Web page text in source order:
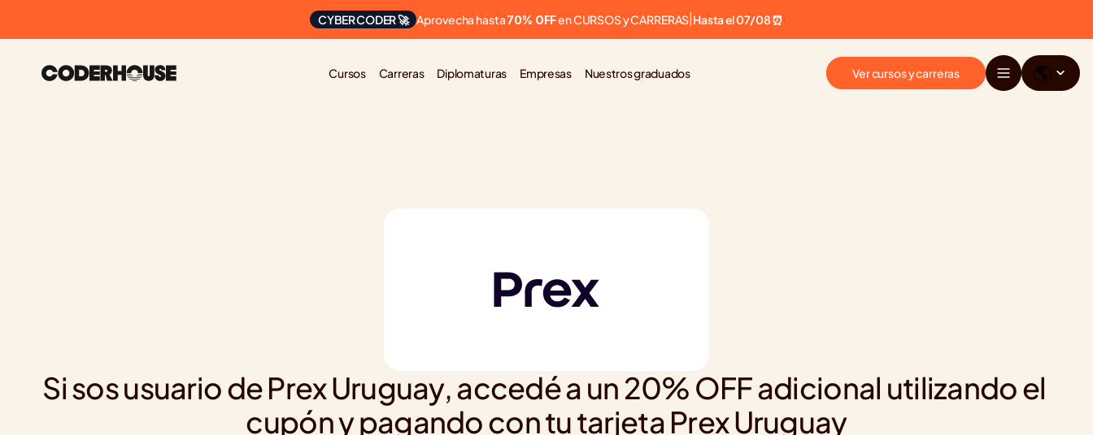
CYBER CODER 🚀 Aprovecha hasta 70% OFF en CURSOS y CARRERAS Hasta el 07/08 ⏰
Cursos Carreras Diplomaturas Empresas Nuestros graduados Ver cursos y carreras 🌎
Si sos usuario de Prex Uruguay, accedé a un 20% OFF adicional utilizando el
cupón y pagando con tu tarjeta Prex Uruguay